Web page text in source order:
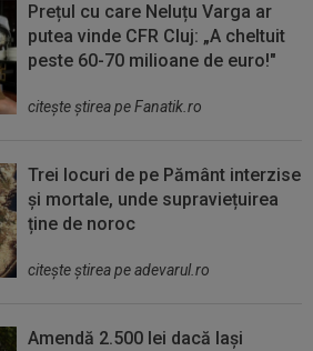
Prețul cu care Neluțu Varga ar
putea vinde CFR Cluj: „A cheltuit
peste 60-70 milioane de euro!"
citeşte ştirea pe Fanatik.ro
Trei locuri de pe Pământ interzise
și mortale, unde supraviețuirea
ține de noroc
citeşte ştirea pe adevarul.ro
Amendă 2.500 lei dacă lași